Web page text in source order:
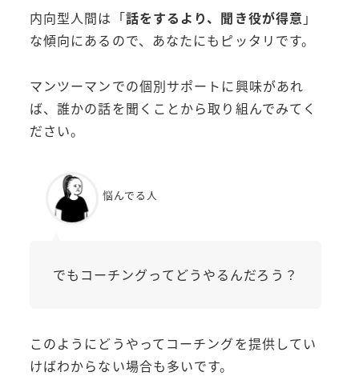
内向型人間は「話をするより、聞き役が得意 」
な傾向にあるので、あなたにもピッタリです。
マンツーマンでの個別サポートに興味があれ
ば、誰かの話を聞くことから取り組んでみてく
ださい。
悩んでる人
でもコーチングってどうやるんだろう？
このようにどうやってコーチングを提供してい
けばわからない場合も多いです。